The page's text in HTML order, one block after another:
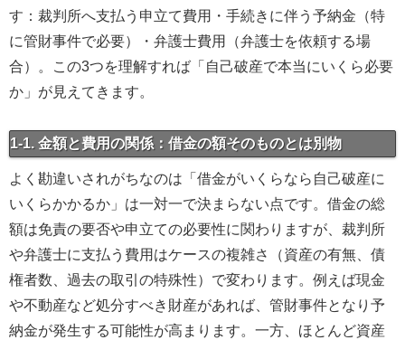
す：裁判所へ支払う申立て費用・手続きに伴う予納金（特
に管財事件で必要）・弁護士費用（弁護士を依頼する場
合）。この3つを理解すれば「自己破産で本当にいくら必要
か」が見えてきます。
1-1. 金額と費用の関係：借金の額そのものとは別物
よく勘違いされがちなのは「借金がいくらなら自己破産に
いくらかかるか」は一対一で決まらない点です。借金の総
額は免責の要否や申立ての必要性に関わりますが、裁判所
や弁護士に支払う費用はケースの複雑さ（資産の有無、債
権者数、過去の取引の特殊性）で変わります。例えば現金
や不動産など処分すべき財産があれば、管財事件となり予
納金が発生する可能性が高まります。一方、ほとんど資産